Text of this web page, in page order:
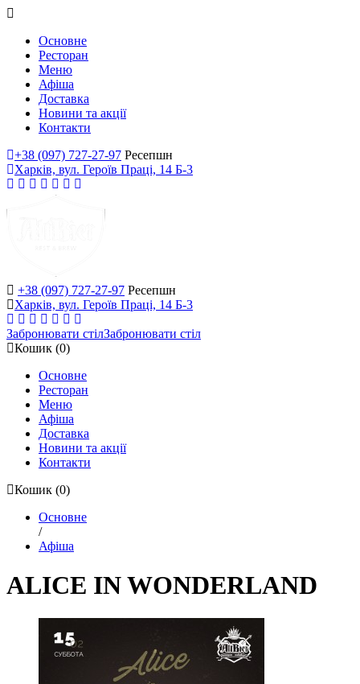
Основне
Ресторан
Меню
Афіша
Доставка
Новини та акції
Контакти
+38 (097) 727-27-97 Ресепшн
Харків, вул. Героїв Праці, 14 Б-3
+38 (097) 727-27-97 Ресепшн
Харків, вул. Героїв Праці, 14 Б-3
Забронювати стілЗабронювати стіл
Кошик (0)
Основне
Ресторан
Меню
Афіша
Доставка
Новини та акції
Контакти
Кошик (0)
Основне
/
Афіша
ALICE IN WONDERLAND